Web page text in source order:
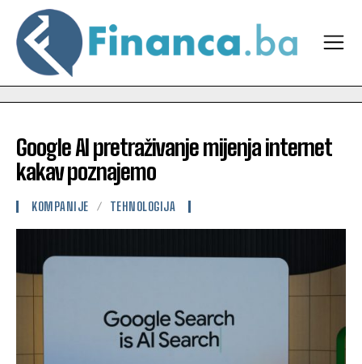
Google AI pretraživanje mijenja internet
kakav poznajemo
KOMPANIJE TEHNOLOGIJA